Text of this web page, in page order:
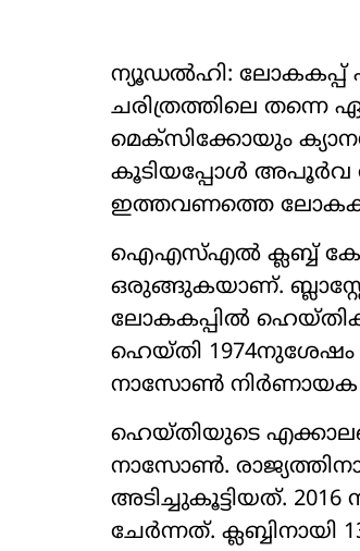
ന്യൂഡൽഹി: ലോകകപ്പ്
ചരിത്രത്തിലെ തന്നെ
മെക്സിക്കോയും
കൂടിയപ്പോൾ അപൂർവ
ഇത്തവണത്തെ
ഐഎസ്എൽ ക്ലബ്ബ് കേരള
ഒരുങ്ങുകയാണ്.
ലോകകപ്പിൽ
ഹെയ്തി 1974നുശേഷം
നാസോൺ നിർണായക
ഹെയ്തിയുടെ
നാസോൺ.
അടിച്ചുകൂട്ടിയത്.
ചേർന്നത്. ക്ലബ്ബിനായി